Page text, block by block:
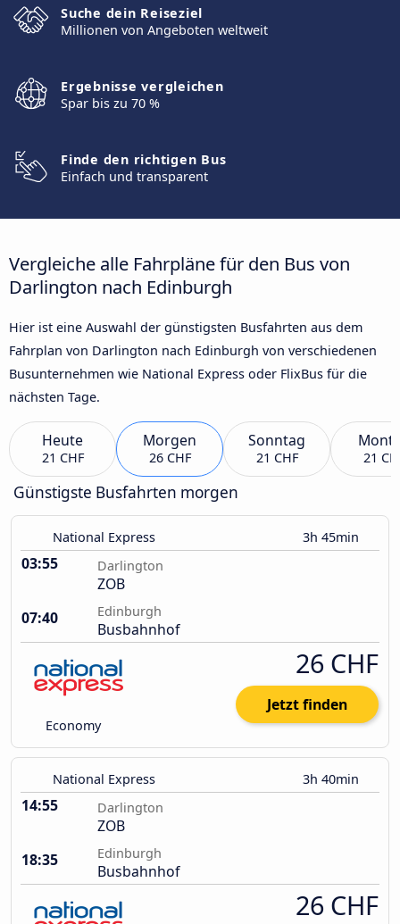
Suche dein Reiseziel
Millionen von Angeboten weltweit
Ergebnisse vergleichen
Spar bis zu 70 %
Finde den richtigen Bus
Einfach und transparent
Vergleiche alle Fahrpläne für den Bus von
Darlington nach Edinburgh
Hier ist eine Auswahl der günstigsten Busfahrten aus dem
Fahrplan von Darlington nach Edinburgh von verschiedenen
Busunternehmen wie National Express oder FlixBus für die
nächsten Tage.
Heute
21 CHF
Morgen
26 CHF
Sonntag
21 CHF 21
Günstigste Busfahrten morgen
National Express 3h 45min
03:55 Darlington
ZOB
07:40
Edinburgh
Busbahnhof
Economy
26 CHF
Jetzt finden
National Express 3h 40min
14:55 Darlington
ZOB
18:35
Edinburgh
Busbahnhof
26 CHF